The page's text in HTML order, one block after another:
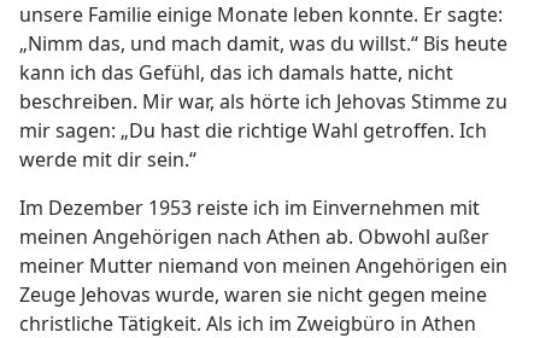
unsere Familie einige Monate leben konnte. Er sagte:
„Nimm das, und mach damit, was du willst.“ Bis heute
kann ich das Gefühl, das ich damals hatte, nicht
beschreiben. Mir war, als hörte ich Jehovas Stimme zu
mir sagen: „Du hast die richtige Wahl getroffen. Ich
werde mit dir sein.“
Im Dezember 1953 reiste ich im Einvernehmen mit
meinen Angehörigen nach Athen ab. Obwohl außer
meiner Mutter niemand von meinen Angehörigen ein
Zeuge Jehovas wurde, waren sie nicht gegen meine
christliche Tätigkeit. Als ich im Zweigbüro in Athen